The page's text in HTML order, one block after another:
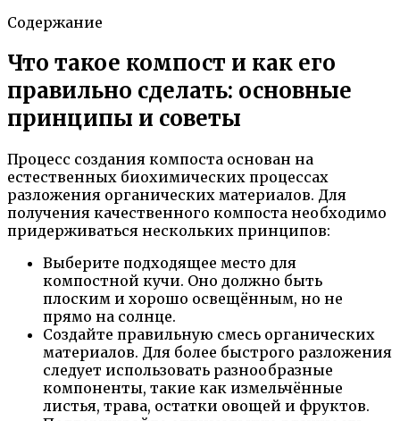
Содержание
Что такое компост и как его
правильно сделать: основные
принципы и советы
Процесс создания компоста основан на
естественных биохимических процессах
разложения органических материалов. Для
получения качественного компоста необходимо
придерживаться нескольких принципов:
Выберите подходящее место для
компостной кучи. Оно должно быть
плоским и хорошо освещённым, но не
прямо на солнце.
Создайте правильную смесь органических
материалов. Для более быстрого разложения
следует использовать разнообразные
компоненты, такие как измельчённые
листья, трава, остатки овощей и фруктов.